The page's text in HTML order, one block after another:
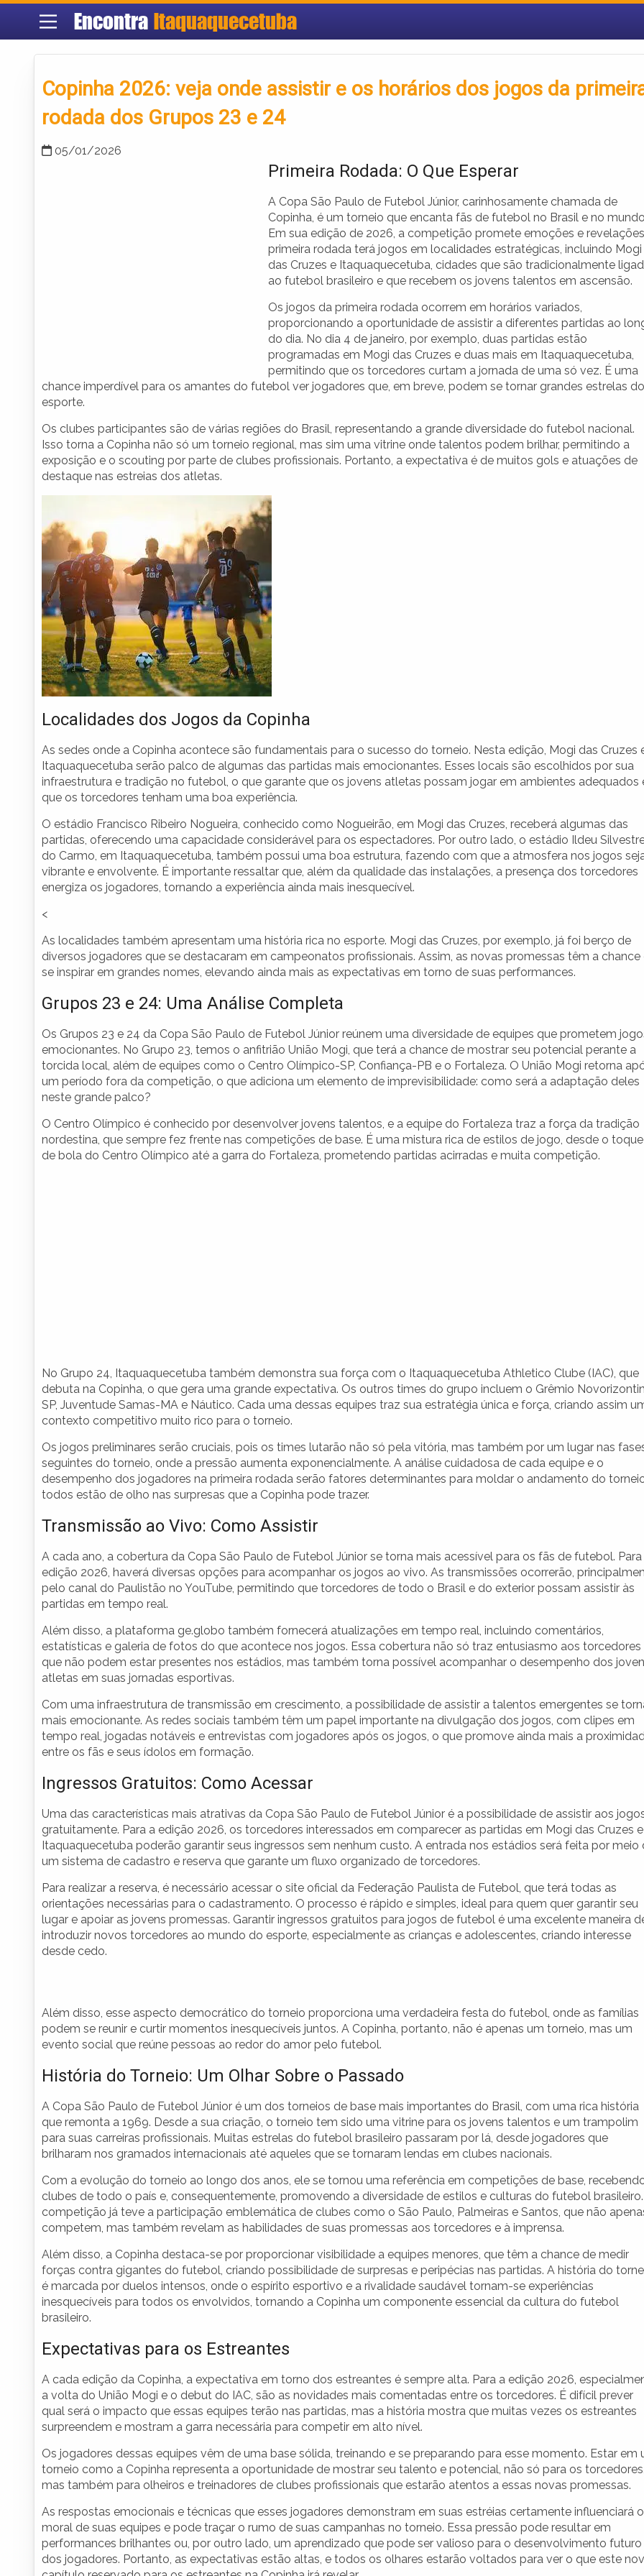
EncontraItaquaquecetuba
Copinha 2026: veja onde assistir e os horários dos jogos da
rodada dos Grupos 23 e 24
05/01/2026
Primeira Rodada: O Que Esperar
A Copa São Paulo de Futebol Júnior, carinhosamente chamada de
Copinha, é um torneio que encanta fãs de futebol no Brasil e no
Em sua edição de 2026, a competição promete emoções e
primeira rodada terá jogos em localidades estratégicas, incluindo Mogi
das Cruzes e Itaquaquecetuba, cidades que são tradicionalmente
ao futebol brasileiro e que recebem os jovens talentos em ascensão.
Os jogos da primeira rodada ocorrem em horários variados,
proporcionando a oportunidade de assistir a diferentes partidas ao
do dia. No dia 4 de janeiro, por exemplo, duas partidas estão
programadas em Mogi das Cruzes e duas mais em Itaquaquecetuba,
permitindo que os torcedores curtam a jornada de uma só vez. É uma
chance imperdível para os amantes do futebol ver jogadores que, em breve, podem se tornar grandes estrelas do
esporte.
Os clubes participantes são de várias regiões do Brasil, representando a grande diversidade do futebol nacional.
Isso torna a Copinha não só um torneio regional, mas sim uma vitrine onde talentos podem brilhar, permitindo a
exposição e o scouting por parte de clubes profissionais. Portanto, a expectativa é de muitos gols e atuações de
destaque nas estreias dos atletas.
Localidades dos Jogos da Copinha
As sedes onde a Copinha acontece são fundamentais para o sucesso do torneio. Nesta edição, Mogi das Cruzes
Itaquaquecetuba serão palco de algumas das partidas mais emocionantes. Esses locais são escolhidos por sua
infraestrutura e tradição no futebol, o que garante que os jovens atletas possam jogar em ambientes adequados
que os torcedores tenham uma boa experiência.
O estádio Francisco Ribeiro Nogueira, conhecido como Nogueirão, em Mogi das Cruzes, receberá algumas das
partidas, oferecendo uma capacidade considerável para os espectadores. Por outro lado, o estádio Ildeu
do Carmo, em Itaquaquecetuba, também possui uma boa estrutura, fazendo com que a atmosfera nos jogos
vibrante e envolvente. É importante ressaltar que, além da qualidade das instalações, a presença dos torcedores
energiza os jogadores, tornando a experiência ainda mais inesquecível.
<
As localidades também apresentam uma história rica no esporte. Mogi das Cruzes, por exemplo, já foi berço de
diversos jogadores que se destacaram em campeonatos profissionais. Assim, as novas promessas têm a chance
se inspirar em grandes nomes, elevando ainda mais as expectativas em torno de suas performances.
Grupos 23 e 24: Uma Análise Completa
Os Grupos 23 e 24 da Copa São Paulo de Futebol Júnior reúnem uma diversidade de equipes que prometem
emocionantes. No Grupo 23, temos o anfitrião União Mogi, que terá a chance de mostrar seu potencial perante a
torcida local, além de equipes como o Centro Olímpico-SP, Confiança-PB e o Fortaleza. O União Mogi retorna
um período fora da competição, o que adiciona um elemento de imprevisibilidade: como será a adaptação deles
neste grande palco?
O Centro Olímpico é conhecido por desenvolver jovens talentos, e a equipe do Fortaleza traz a força da tradição
nordestina, que sempre fez frente nas competições de base. É uma mistura rica de estilos de jogo, desde o toque
de bola do Centro Olímpico até a garra do Fortaleza, prometendo partidas acirradas e muita competição.
No Grupo 24, Itaquaquecetuba também demonstra sua força com o Itaquaquecetuba Athletico Clube (IAC), que
debuta na Copinha, o que gera uma grande expectativa. Os outros times do grupo incluem o Grêmio
SP, Juventude Samas-MA e Náutico. Cada uma dessas equipes traz sua estratégia única e força, criando assim
contexto competitivo muito rico para o torneio.
Os jogos preliminares serão cruciais, pois os times lutarão não só pela vitória, mas também por um lugar nas
seguintes do torneio, onde a pressão aumenta exponencialmente. A análise cuidadosa de cada equipe e o
desempenho dos jogadores na primeira rodada serão fatores determinantes para moldar o andamento do
todos estão de olho nas surpresas que a Copinha pode trazer.
Transmissão ao Vivo: Como Assistir
A cada ano, a cobertura da Copa São Paulo de Futebol Júnior se torna mais acessível para os fãs de futebol. Para
edição 2026, haverá diversas opções para acompanhar os jogos ao vivo. As transmissões ocorrerão,
pelo canal do Paulistão no YouTube, permitindo que torcedores de todo o Brasil e do exterior possam assistir às
partidas em tempo real.
Além disso, a plataforma ge.globo também fornecerá atualizações em tempo real, incluindo comentários,
estatísticas e galeria de fotos do que acontece nos jogos. Essa cobertura não só traz entusiasmo aos torcedores
que não podem estar presentes nos estádios, mas também torna possível acompanhar o desempenho dos
atletas em suas jornadas esportivas.
Com uma infraestrutura de transmissão em crescimento, a possibilidade de assistir a talentos emergentes se
mais emocionante. As redes sociais também têm um papel importante na divulgação dos jogos, com clipes em
tempo real, jogadas notáveis e entrevistas com jogadores após os jogos, o que promove ainda mais a
entre os fãs e seus ídolos em formação.
Ingressos Gratuitos: Como Acessar
Uma das características mais atrativas da Copa São Paulo de Futebol Júnior é a possibilidade de assistir aos
gratuitamente. Para a edição 2026, os torcedores interessados em comparecer as partidas em Mogi das Cruzes e
Itaquaquecetuba poderão garantir seus ingressos sem nenhum custo. A entrada nos estádios será feita por meio
um sistema de cadastro e reserva que garante um fluxo organizado de torcedores.
Para realizar a reserva, é necessário acessar o site oficial da Federação Paulista de Futebol, que terá todas as
orientações necessárias para o cadastramento. O processo é rápido e simples, ideal para quem quer garantir seu
lugar e apoiar as jovens promessas. Garantir ingressos gratuitos para jogos de futebol é uma excelente maneira
introduzir novos torcedores ao mundo do esporte, especialmente as crianças e adolescentes, criando interesse
desde cedo.
Além disso, esse aspecto democrático do torneio proporciona uma verdadeira festa do futebol, onde as famílias
podem se reunir e curtir momentos inesquecíveis juntos. A Copinha, portanto, não é apenas um torneio, mas um
evento social que reúne pessoas ao redor do amor pelo futebol.
História do Torneio: Um Olhar Sobre o Passado
A Copa São Paulo de Futebol Júnior é um dos torneios de base mais importantes do Brasil, com uma rica história
que remonta a 1969. Desde a sua criação, o torneio tem sido uma vitrine para os jovens talentos e um trampolim
para suas carreiras profissionais. Muitas estrelas do futebol brasileiro passaram por lá, desde jogadores que
brilharam nos gramados internacionais até aqueles que se tornaram lendas em clubes nacionais.
Com a evolução do torneio ao longo dos anos, ele se tornou uma referência em competições de base,
clubes de todo o país e, consequentemente, promovendo a diversidade de estilos e culturas do futebol
competição já teve a participação emblemática de clubes como o São Paulo, Palmeiras e Santos, que não
competem, mas também revelam as habilidades de suas promessas aos torcedores e à imprensa.
Além disso, a Copinha destaca-se por proporcionar visibilidade a equipes menores, que têm a chance de medir
forças contra gigantes do futebol, criando possibilidade de surpresas e peripécias nas partidas. A história do
é marcada por duelos intensos, onde o espírito esportivo e a rivalidade saudável tornam-se experiências
inesquecíveis para todos os envolvidos, tornando a Copinha um componente essencial da cultura do futebol
brasileiro.
Expectativas para os Estreantes
A cada edição da Copinha, a expectativa em torno dos estreantes é sempre alta. Para a edição 2026,
a volta do União Mogi e o debut do IAC, são as novidades mais comentadas entre os torcedores. É difícil prever
qual será o impacto que essas equipes terão nas partidas, mas a história mostra que muitas vezes os estreantes
surpreendem e mostram a garra necessária para competir em alto nível.
Os jogadores dessas equipes vêm de uma base sólida, treinando e se preparando para esse momento. Estar em
torneio como a Copinha representa a oportunidade de mostrar seu talento e potencial, não só para os
mas também para olheiros e treinadores de clubes profissionais que estarão atentos a essas novas promessas.
As respostas emocionais e técnicas que esses jogadores demonstram em suas estréias certamente influenciará o
moral de suas equipes e pode traçar o rumo de suas campanhas no torneio. Essa pressão pode resultar em
performances brilhantes ou, por outro lado, um aprendizado que pode ser valioso para o desenvolvimento futuro
dos jogadores. Portanto, as expectativas estão altas, e todos os olhares estarão voltados para ver o que este